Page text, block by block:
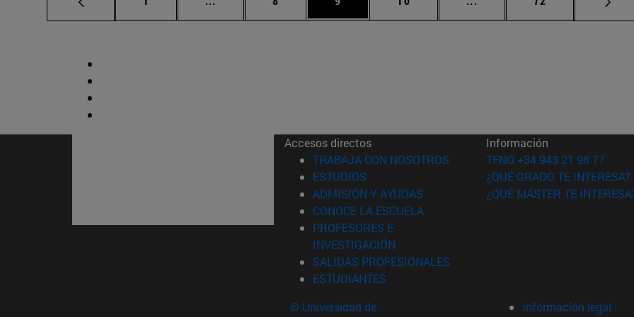
Accesos directos
TRABAJA CON NOSOTROS (abre en nueva ventana)
ESTUDIOS (abre en nueva ventana)
ADMISIÓN Y AYUDAS (abre en nueva ventana)
CONOCE LA ESCUELA(abre en nueva ventana)
PROFESORES E
INVESTIGACIÓN
SALIDAS PROFESIONALES
ESTUDIANTES
Información
TFNO +34 943 21 98 77
¿QUÉ GRADO TE INTERESA?
¿QUÉ MÁSTER TE
© Universidad de
Información legal